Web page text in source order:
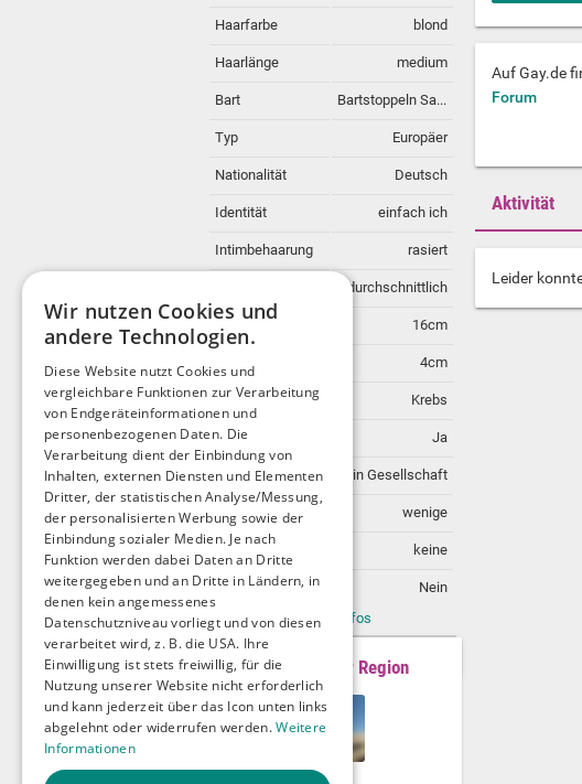
Haarfarbe blond
Haarlänge medium
Bart Bartstoppeln Sauber
Typ Europäer
Nationalität Deutsch
Identität einfach ich
Intimbehaarung rasiert
durchschnittlich
Penislänge 16cm
Penisdicke 4cm
Sternzeichen Krebs
Brille Ja
Raucher in Gesellschaft
Tattoos wenige
Piercings keine
Behinderung
Nein
Mehr Infos
Auf Gay.de
Forum
Aktivität
Leider
Mitglieder aus der Region
Wir nutzen Cookies und
andere Technologien.
Diese Website nutzt Cookies und
vergleichbare Funktionen zur Verarbeitung
von Endgeräteinformationen und
personenbezogenen Daten. Die
Verarbeitung dient der Einbindung von
Inhalten, externen Diensten und Elementen
Dritter, der statistischen Analyse/Messung,
der personalisierten Werbung sowie der
Einbindung sozialer Medien. Je nach
Funktion werden dabei Daten an Dritte
weitergegeben und an Dritte in Ländern, in
denen kein angemessenes
Datenschutzniveau vorliegt und von diesen
verarbeitet wird, z. B. die USA. Ihre
Einwilligung ist stets freiwillig, für die
Nutzung unserer Website nicht erforderlich
und kann jederzeit über das Icon unten links
abgelehnt oder widerrufen werden.Weitere
Informationen